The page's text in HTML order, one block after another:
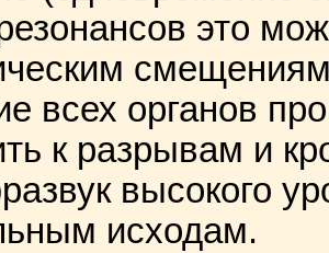
это
всех органов
к разрывам и
высокого
исходам.